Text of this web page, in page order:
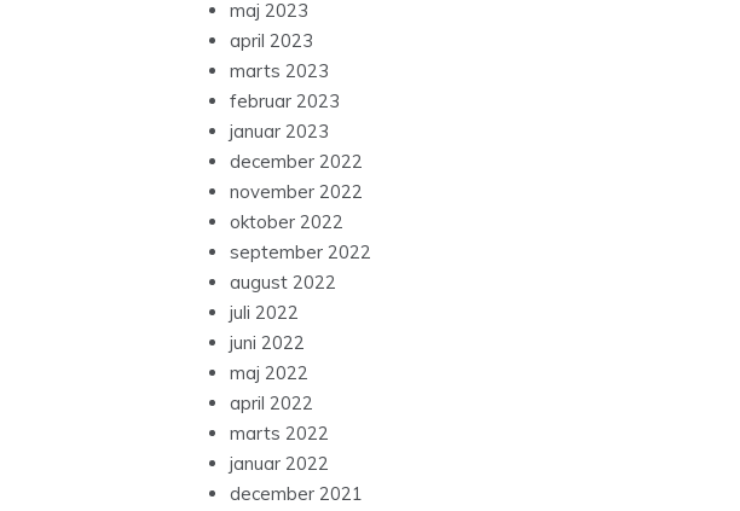
maj 2023
april 2023
marts 2023
februar 2023
januar 2023
december 2022
november 2022
oktober 2022
september 2022
august 2022
juli 2022
juni 2022
maj 2022
april 2022
marts 2022
januar 2022
december 2021